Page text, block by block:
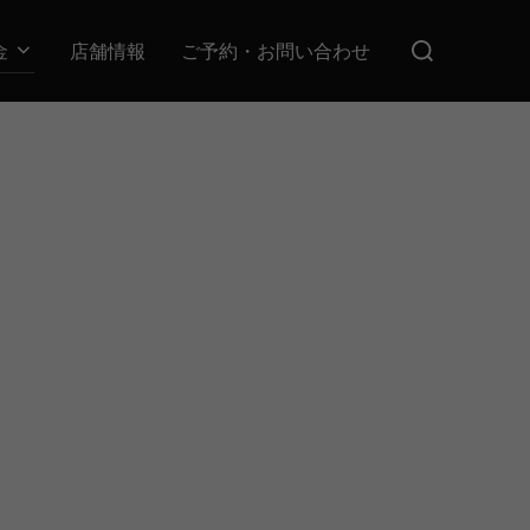
店舗情報 ご予約・お問い合わせ
対